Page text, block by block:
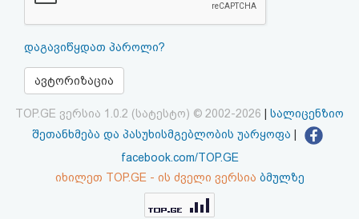
პაროლის
HTML
კოდი
შეთანხმება
დაგავიწყდათ პაროლი?
ავტორიზაცია
TOP.GE ვერსია 1.0.2 (სატესტო) © 2002-2026
სალიცენზიო
შეთანხმება და პასუხისმგებლობის უარყოფა
facebook.com/TOP.GE
იხილეთ TOP.GE - ის ძველი ვერსია ბმულზე